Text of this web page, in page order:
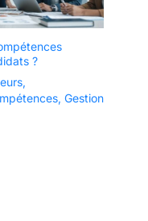
?
,
, Gestion